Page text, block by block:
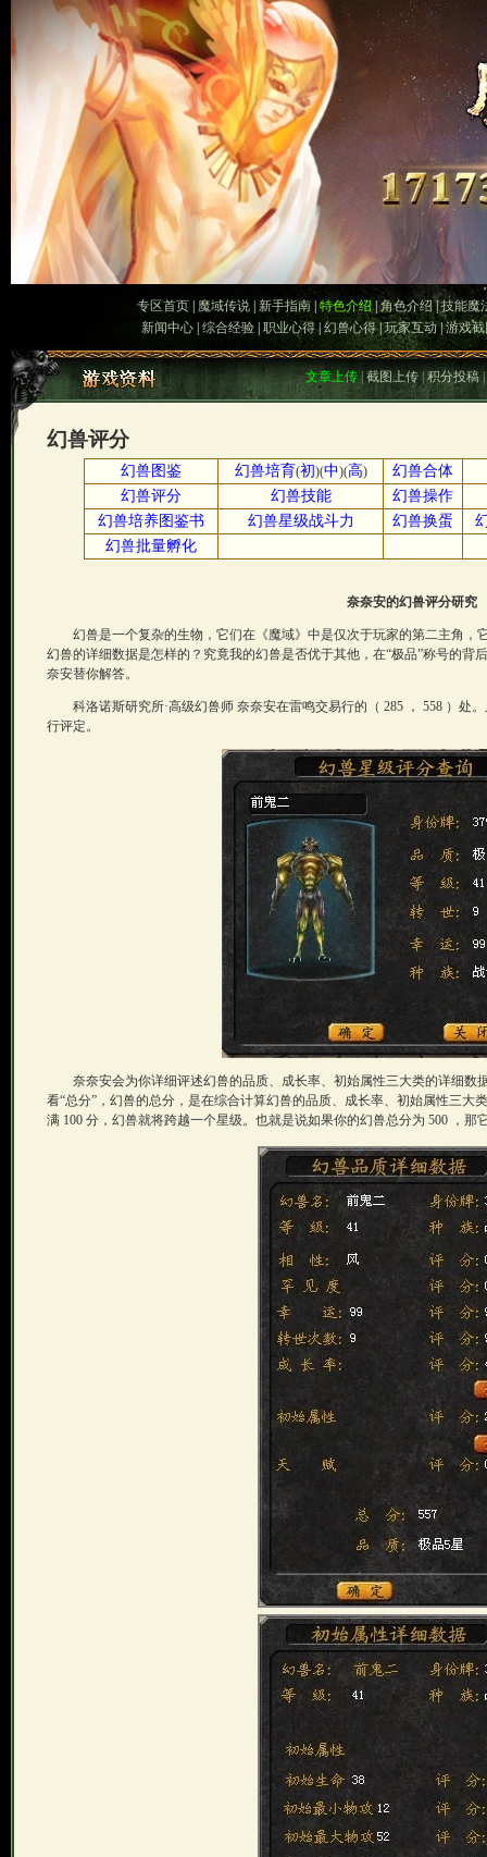
专区首页| 魔域传说| 新手指南| 特色介绍|角色介绍|技能魔
新闻中心 综合经验 |职业心得| 幻兽心得|玩家互动|游戏
文章上传| 截图上传|积分投稿
幻兽评分
幻兽图鉴 幻兽培育(初)(中)(高)
幻兽合体
幻兽评分
幻兽技能
幻兽操作
幻兽培养图鉴书
幻兽星级战斗力 幻兽换蛋
幻兽批量孵化
奈奈安的幻兽评分研究
幻兽是一个复杂的生物，它们在《魔域》中是仅次于玩家的第二主角，
幻兽的详细数据是怎样的？究竟我的幻兽是否优于其他，在“极品”称号的背
奈安替你解答。
科洛诺斯研究所·高级幻兽师 奈奈安在雷鸣交易行的（ 285 ， 558 ）处
行评定。
奈奈安会为你详细评述幻兽的品质、成长率、初始属性三大类的详细数
看“总分”，幻兽的总分，是在综合计算幻兽的品质、成长率、初始属性三大
满 100 分，幻兽就将跨越一个星级。也就是说如果你的幻兽总分为 500 ，那